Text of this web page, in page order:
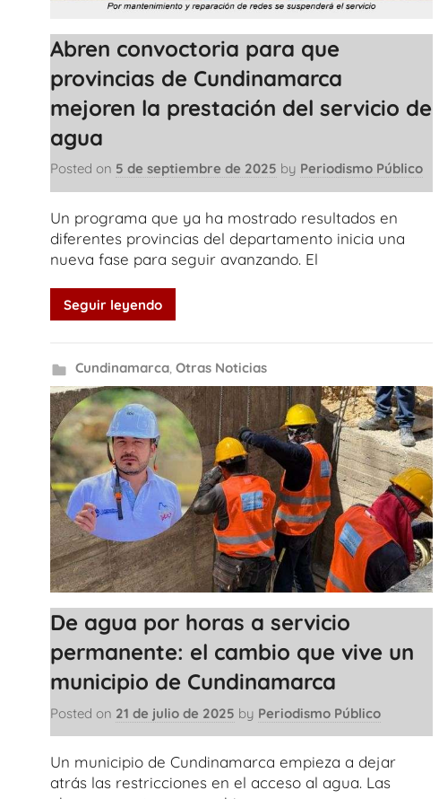
Abren convoctoria para que
provincias de Cundinamarca
mejoren la prestación del servicio de
agua
Posted on 5 de septiembre de 2025 by Periodismo Público
Un programa que ya ha mostrado resultados en
diferentes provincias del departamento inicia una
nueva fase para seguir avanzando. El
Seguir leyendo
Cundinamarca, Otras Noticias
De agua por horas a servicio
permanente: el cambio que vive un
municipio de Cundinamarca
Posted on 21 de julio de 2025 by Periodismo Público
Un municipio de Cundinamarca empieza a dejar
atrás las restricciones en el acceso al agua. Las